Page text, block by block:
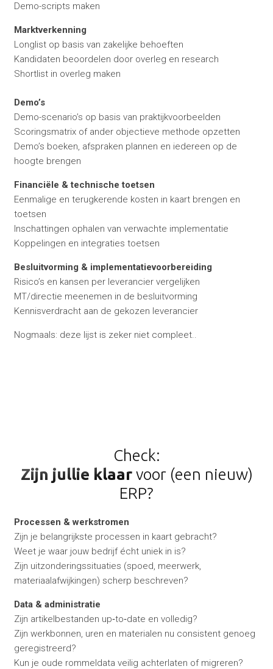
Demo-scripts maken
Marktverkenning
Longlist op basis van zakelijke behoeften
Kandidaten beoordelen door overleg en research
Shortlist in overleg maken
Demo’s
Demo-scenario’s op basis van praktijkvoorbeelden
Scoringsmatrix of ander objectieve methode opzetten
Demo’s boeken, afspraken plannen en iedereen op de
hoogte brengen
Financiële & technische toetsen
Eenmalige en terugkerende kosten in kaart brengen en
toetsen
Inschattingen ophalen van verwachte implementatie
Koppelingen en integraties toetsen
Besluitvorming & implementatievoorbereiding
Risico’s en kansen per leverancier vergelijken
MT/directie meenemen in de besluitvorming
Kennisverdracht aan de gekozen leverancier
Nogmaals: deze lijst is zeker niet compleet..
Check:
Zijn jullie klaarvoor (een nieuw)
ERP?
Processen & werkstromen
Zijn je belangrijkste processen in kaart gebracht?
Weet je waar jouw bedrijf écht uniek in is?
Zijn uitzonderingssituaties (spoed, meerwerk,
materiaalafwijkingen) scherp beschreven?
Data & administratie
Zijn artikelbestanden up‑to‑date en volledig?
Zijn werkbonnen, uren en materialen nu consistent genoeg
geregistreerd?
Kun je oude rommeldata veilig achterlaten of migreren?